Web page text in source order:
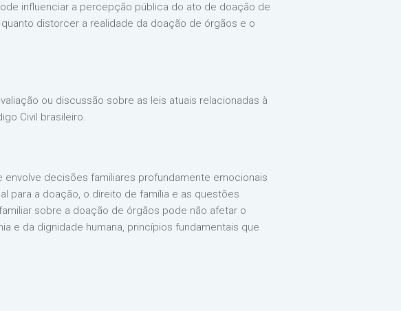
influenciar a percepção pública do ato de doação de
distorcer a realidade da doação de órgãos e o
ou discussão sobre as leis atuais relacionadas à
Civil brasileiro.
decisões familiares profundamente emocionais
para a doação, o direito de família e as questões
sobre a doação de órgãos pode não afetar o
e da dignidade humana, princípios fundamentais que